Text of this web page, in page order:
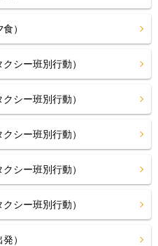
）
シー班別行動）
シー班別行動）
シー班別行動）
シー班別行動）
シー班別行動）
）